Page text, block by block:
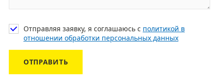
Отправляя заявку, я соглашаюсь с политикой в
отношении обработки персональных данных
ОТПРАВИТЬ